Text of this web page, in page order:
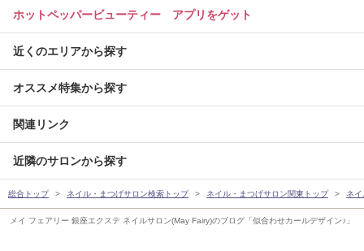
メイ フェアリー 銀座エクステ ネイルサロン(May Fairy)のブログ「似合わせカールデザイン♪」
ホットペッパービューティー アプリをゲット
近くのエリアから探す
オススメ特集から探す
関連リンク
近隣のサロンから探す
総合トップ ネイル・まつげサロン検索トップ ネイル・まつげサロン関東トップ ネ